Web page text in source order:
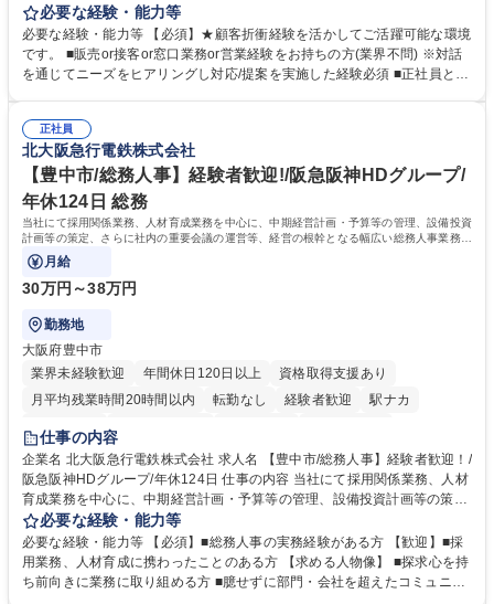
事していただきます。 ■窓口/後方/ロビーにて事務手続等の受付・オペレ
ーション、お客様対応 ■窓口にて、ご来店された個人のお客様に対して金
融商品のご提案 ■効率的な事務運用の検討・構築等 ≪業務紹介：ご応募前
に必ずご覧ください≫ ※記事 https://www.mysite.bk.mufg.jp/career/circle/
必要な経験・能力等
必要な経験・能力等 【必須】★顧客折衝経験を活かしてご活躍可能な環境
です。 ■販売or接客or窓口業務or営業経験をお持ちの方(業界不問) ※対話
を通じてニーズをヒアリングし対応/提案を実施した経験必須 ■正社員とし
るので安心して入行いただけます。 幅広いキャリアの選択肢があり、公募
や社内副業等を活用し、 一人ひとりが挑戦できるカルチャーが浸透してい
ます。 学歴・資格 学歴：大学院 大学 高専 短大 専修学校 高校 語学力：
資格：
正社員
北大阪急行電鉄株式会社
【豊中市/総務人事】経験者歓迎!/阪急阪神HDグループ/
年休124日 総務
当社にて採用関係業務、人材育成業務を中心に、中期経営計画・予算等の管理、設備投資
計画等の策定、さらに社内の重要会議の運営等、経営の根幹となる幅広い総務人事業務全
般を担当していただきます。
月給
30万円～38万円
勤務地
大阪府豊中市
業界未経験歓迎
年間休日120日以上
資格取得支援あり
月平均残業時間20時間以内
転勤なし 経験者歓迎
駅ナカ
退職金あり
土日祝休み
服装自由 昼食補助あり 食事補助あり
仕事の内容
企業名 北大阪急行電鉄株式会社 求人名 【豊中市/総務人事】経験者歓迎！/
阪急阪神HDグループ/年休124日 仕事の内容 当社にて採用関係業務、人材
育成業務を中心に、中期経営計画・予算等の管理、設備投資計画等の策
定、さらに社内の重要会議の運営等、経営の根幹となる幅広い総務人事業
務全般を担当していただきます。 【主な業務内容】 ■採用関係業務および
人材育成(社員研修)業務の推進 ■中期経営計画および予算等の管理 ■設備
投資計画等の策定 ■社内の重要会議の運営 ■その他総務人事業務全般 【入
必要な経験・能力等
必要な経験・能力等 【必須】■総務人事の実務経験がある方 【歓迎】■採
用業務、人材育成に携わったことのある方 【求める人物像】 ■探求心を持
ち前向きに業務に取り組める方 ■臆せずに部門・会社を超えたコミュニケ